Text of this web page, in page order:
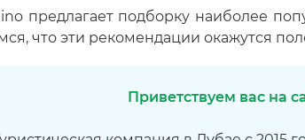
предлагает подборку наиболее
что эти рекомендации окажутся
Приветствуем вас на